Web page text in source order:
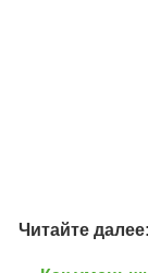
Читайте далее: